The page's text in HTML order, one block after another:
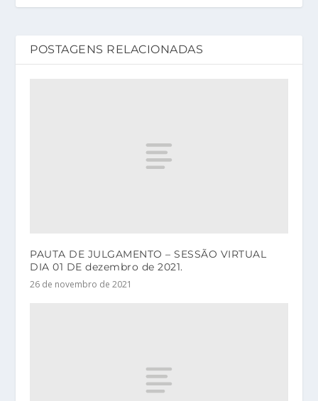
POSTAGENS RELACIONADAS
PAUTA DE JULGAMENTO – SESSÃO VIRTUAL
DIA 01 DE dezembro de 2021.
26 de novembro de 2021